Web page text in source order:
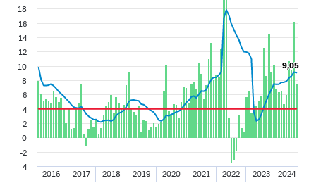
9,05
9,05
2016 2017 2018 2019 2020 2021 2022 2023 2024
-4
-2
0
2
4
6
8
10
12
14
16
18